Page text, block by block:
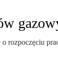
o rozpoczęciu